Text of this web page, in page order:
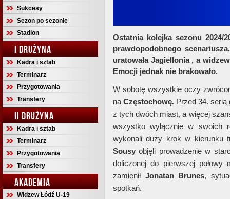
Sukcesy
Sezon po sezonie
Stadion
I DRUŻYNA
Kadra i sztab
Terminarz
Przygotowania
Transfery
II DRUŻYNA
Kadra i sztab
Terminarz
Przygotowania
Transfery
AKADEMIA
Widzew Łódź U-19
Ostatnia kolejka sezonu 2024/
prawdopodobnego
uratowała Jagiellonia , a
Emocji jednak nie brakowało.
W sobotę wszystkie oczy
naCzęstochowę. Przed 34. serią
z tych dwóch miast, a więcej
wszystko wyłącznie w swoich
wykonali duży krok w kierunku
Sousy objęli prowadzenie w
doliczonej do pierwszej
zamienił Jonatan Brunes,
spotkań.